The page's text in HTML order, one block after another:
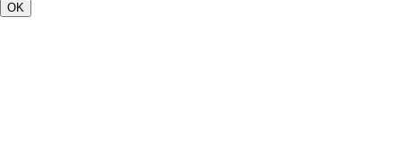
OK